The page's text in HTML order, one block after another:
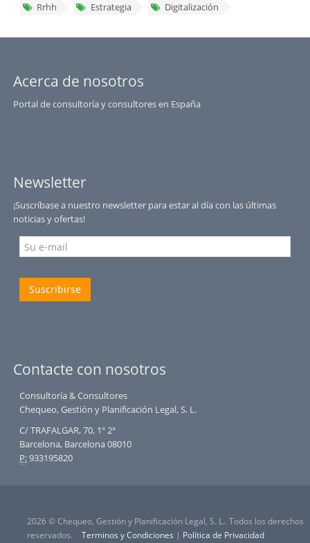
Rrhh
Estrategia Digitalización
Acerca de nosotros
Portal de consultoría y consultores en España
Newsletter
¡Suscríbase a nuestro newsletter para estar al día con las últimas
noticias y ofertas!
Suscribirse
Contacte con nosotros
Consultoría & Consultores
Chequeo, Gestión y Planificación Legal, S. L.
C/ TRAFALGAR, 70, 1º 2ª
Barcelona, Barcelona 08010
P:933195820
2026 © Chequeo, Gestión y Planificación Legal, S. L.. Todos los derechos
reservados.
Terminos y Condiciones | Política de Privacidad